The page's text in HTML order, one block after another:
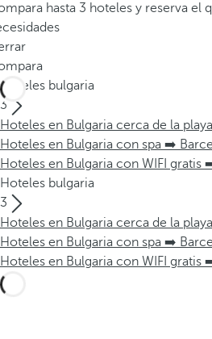
hasta 3 hoteles y reserva el
Hoteles bulgaria
3
Hoteles en Bulgaria cerca de la
Hoteles en Bulgaria con spa ➡️
Hoteles en Bulgaria con WIFI gratis
Hoteles bulgaria
3
Hoteles en Bulgaria cerca de la
Hoteles en Bulgaria con spa ➡️
Hoteles en Bulgaria con WIFI gratis